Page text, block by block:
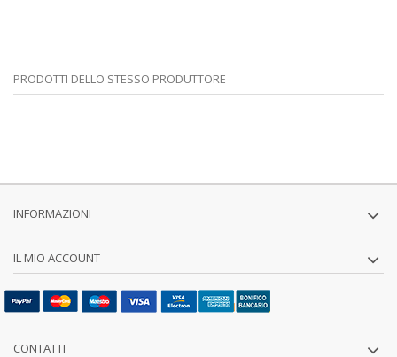
PRODOTTI DELLO STESSO PRODUTTORE
INFORMAZIONI
IL MIO ACCOUNT
CONTATTI